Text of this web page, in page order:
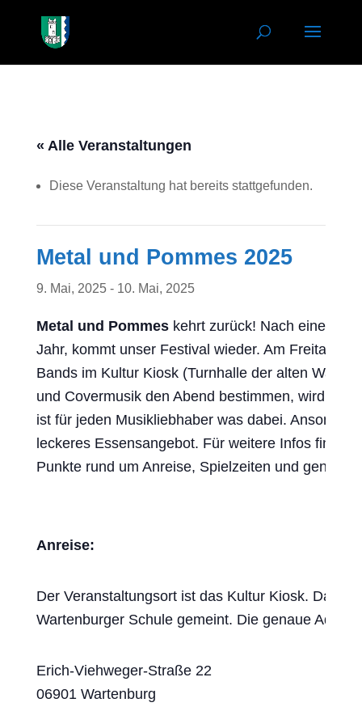
« Alle Veranstaltungen
Diese Veranstaltung hat bereits stattgefunden.
Metal und Pommes 2025
9. Mai, 2025- 10. Mai, 2025
Metal und Pommeskehrt zurück! Nach einem
Jahr, kommt unser Festival wieder. Am Freitag
Bands im Kultur Kiosk (Turnhalle der alten
und Covermusik den Abend bestimmen, wird der
ist für jeden Musikliebhaber was dabei.
leckeres Essensangebot. Für weitere Infos findet
Punkte rund um Anreise, Spielzeiten und
Anreise:
Der Veranstaltungsort ist das Kultur Kiosk. Damit
Wartenburger Schule gemeint. Die genaue
Erich-Viehweger-Straße 22
06901 Wartenburg